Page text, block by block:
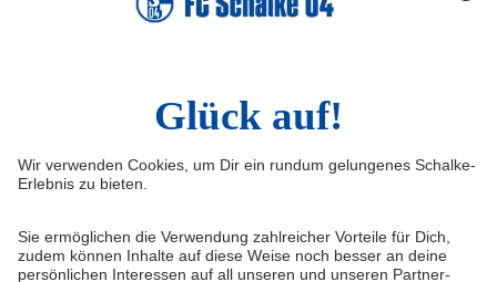
Service-Hotline
Widerruf Vertrag widerrufen
AGB
Cookie-Einstellungen
Datenschutzerklärung Impressum